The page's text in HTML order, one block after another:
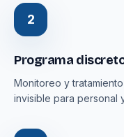
2
Programa
Monitoreo y
invisible para personal